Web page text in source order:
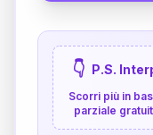
👇 P.S.
Scorri più in
parziale